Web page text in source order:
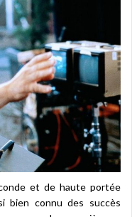
et de haute portée
bien connu des succès